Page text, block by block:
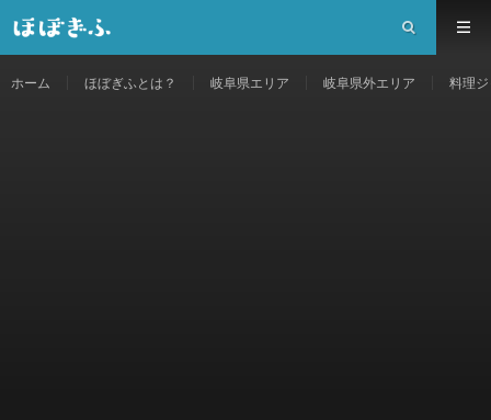
ホーム ほぼぎふとは？ 岐阜県エリア 岐阜県外エリア 料理